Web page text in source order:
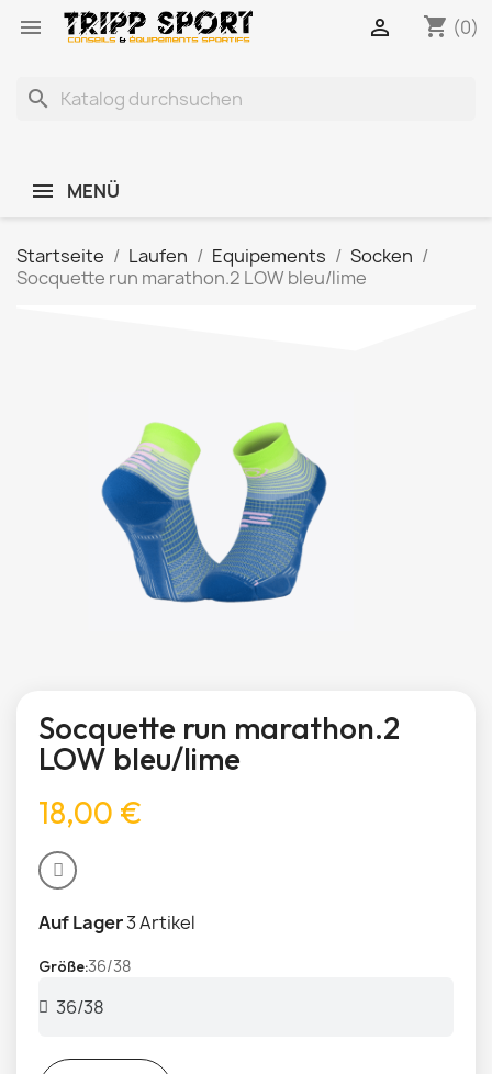
 shopping_cart (0)

search
MENÜ
Startseite Laufen Equipements
Socken
Socquette run marathon.2 LOW bleu/lime
Socquette run marathon.2
LOW bleu/lime
18,00 €
Auf Lager3 Artikel
Größe 36/38